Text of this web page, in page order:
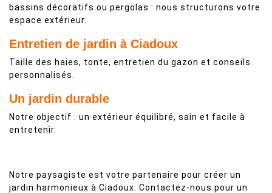
bassins décoratifs ou pergolas : nous structurons votre
espace extérieur.
Entretien de jardin à Ciadoux
Taille des haies, tonte, entretien du gazon et conseils
personnalisés.
Un jardin durable
Notre objectif : un extérieur équilibré, sain et facile à
entretenir.
Notre paysagiste est votre partenaire pour créer un
jardin harmonieux à Ciadoux. Contactez-nous pour un